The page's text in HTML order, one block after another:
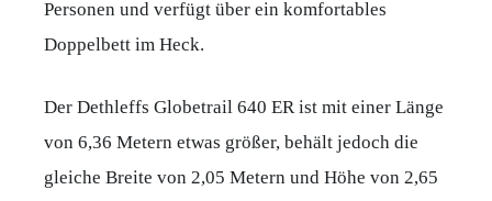
Personen und verfügt über ein komfortables
Doppelbett im Heck.
Der Dethleffs Globetrail 640 ER ist mit einer Länge
von 6,36 Metern etwas größer, behält jedoch die
gleiche Breite von 2,05 Metern und Höhe von 2,65